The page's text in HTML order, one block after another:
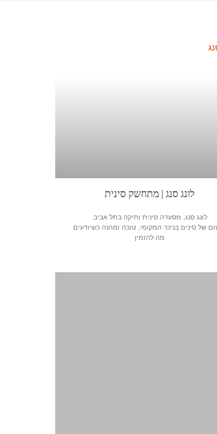
לונג סנג | מתחשק סינית
לונג סנג, מסעדה סינית ותיקה בתל אביב.
של סינים בניכר המקומי, טובה ומהנה כשיודעים
מה להזמין